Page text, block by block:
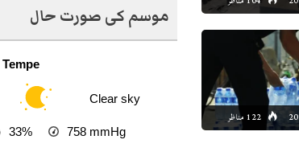
122 مناظر
موسم کی صورت حال
Tempe
Clear sky
33% 758 mmHg